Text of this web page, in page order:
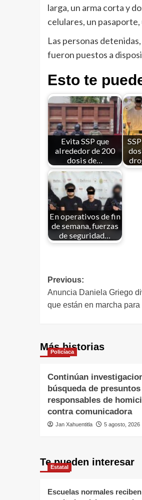
larga, un arma corta y
celulares, un
Las personas
fueron puestos a
Esto te
Evita SSP que
alrededor de 200
dosis de…
En operativos de fin
de semana, fuerzas
de seguridad…
Previous:
Anuncia Daniela Griego
que están en marcha
Más historias
Policíaca
Continúan
búsqueda de presuntos
responsables de
contra comunicadora
Jan Xahuentitla 5 agosto, 2026
Te pueden interesar
Estatal
Escuelas normales reciben